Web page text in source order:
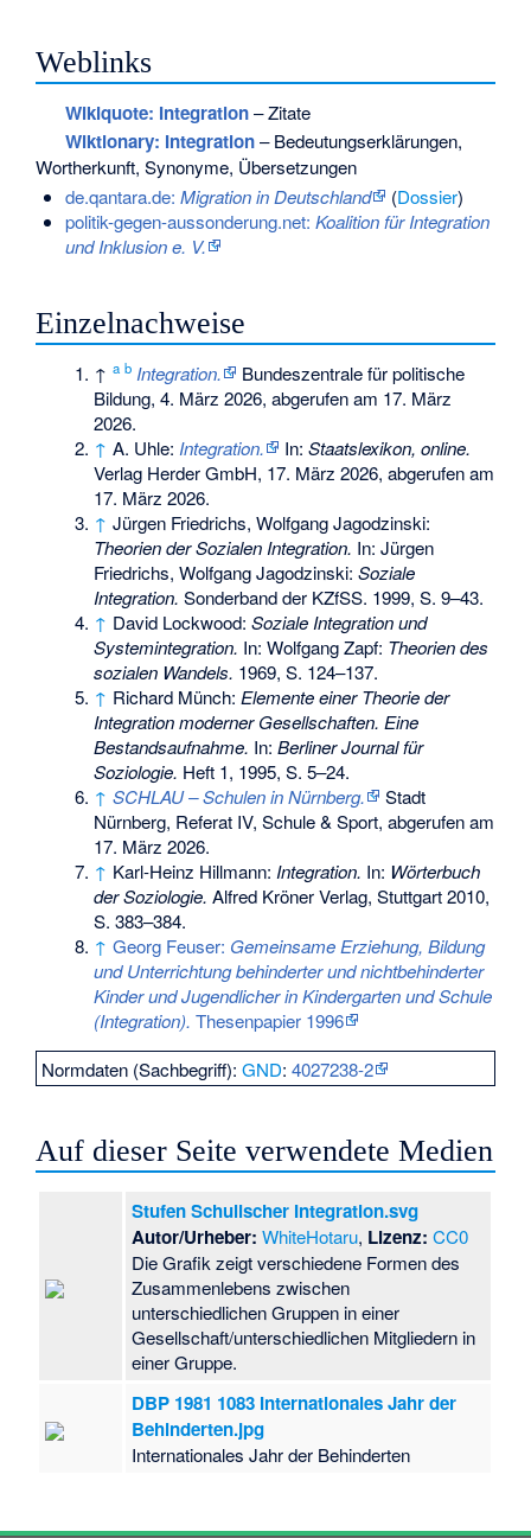
Weblinks
Wikiquote: Integration– Zitate
Wiktionary: Integration– Bedeutungserklärungen,
Wortherkunft, Synonyme, Übersetzungen
de.qantara.de: Migration in Deutschland (Dossier)
politik-gegen-aussonderung.net: Koalition für Integration
und Inklusion e. V.
Einzelnachweise
↑a b Integration.
Bundeszentrale für politische
Bildung, 4. März 2026, abgerufen am 17. März
2026.
↑ A. Uhle: Integration. In:Staatslexikon, online.
Verlag Herder GmbH, 17. März 2026, abgerufen am
17. März 2026.
↑ Jürgen Friedrichs, Wolfgang Jagodzinski:
Theorien der Sozialen Integration. In: Jürgen
Friedrichs, Wolfgang Jagodzinski:Soziale
Integration. Sonderband der KZfSS. 1999, S. 9–43.
↑ David Lockwood:Soziale Integration und
Systemintegration. In: Wolfgang Zapf: Theorien des
sozialen Wandels. 1969, S. 124–137.
↑ Richard Münch: Elemente einer Theorie der
Integration moderner Gesellschaften. Eine
Bestandsaufnahme. In:Berliner Journal für
Soziologie. Heft 1, 1995, S. 5–24.
↑ SCHLAU – Schulen in Nürnberg.
Stadt
Nürnberg, Referat IV, Schule & Sport, abgerufen am
17. März 2026.
↑ Karl-Heinz Hillmann: Integration. In: Wörterbuch
der Soziologie. Alfred Kröner Verlag, Stuttgart 2010,
S. 383–384.
↑ Georg Feuser: Gemeinsame Erziehung, Bildung
und Unterrichtung behinderter und nichtbehinderter
Kinder und Jugendlicher in Kindergarten und Schule
(Integration). Thesenpapier 1996
Normdaten (Sachbegriff):GND:4027238-2
Auf dieser Seite verwendete Medien
Stufen Schulischer Integration.svg
Autor/Urheber: WhiteHotaru, Lizenz: CC0
Die Grafik zeigt verschiedene Formen des
Zusammenlebens zwischen
unterschiedlichen Gruppen in einer
Gesellschaft/unterschiedlichen Mitgliedern in
einer Gruppe.
DBP 1981 1083 Internationales Jahr der
Behinderten.jpg
Internationales Jahr der Behinderten